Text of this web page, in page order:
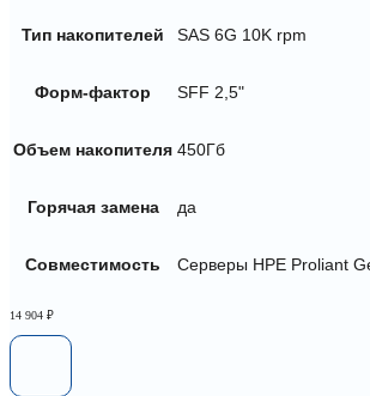
Тип накопителей SAS 6G 10K rpm
Форм-фактор SFF 2,5"
Объем накопителя 450Гб
Горячая замена да
Совместимость Серверы HPE Proliant
14 904 ₽